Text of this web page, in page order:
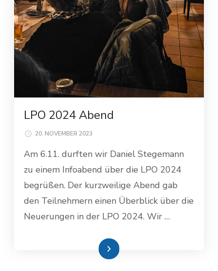
LPO 2024 Abend
20. NOVEMBER 2023
Am 6.11. durften wir Daniel Stegemann
zu einem Infoabend über die LPO 2024
begrüßen. Der kurzweilige Abend gab
den Teilnehmern einen Überblick über die
Neuerungen in der LPO 2024. Wir …
Weiterlesen